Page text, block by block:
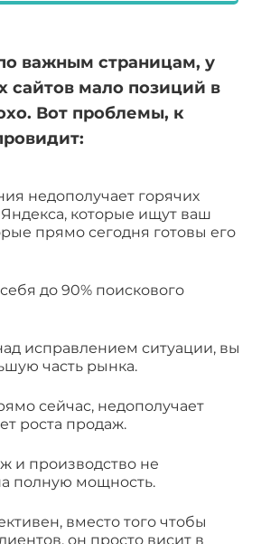
важным страницам, у
сайтов мало позиций в
Вот проблемы, к
недополучает горячих
которые ищут ваш
прямо сегодня готовы его
до 90% поискового
исправлением ситуации, вы
часть рынка.
сейчас, недополучает
роста продаж.
и производство не
полную мощность.
вместо того чтобы
он просто висит в